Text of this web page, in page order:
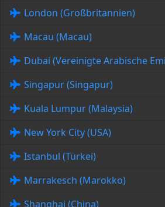
London (Großbritannien)
Macau (Macau)
Dubai (Vereinigte Arabische
Singapur (Singapur)
Kuala Lumpur (Malaysia)
New York City (USA)
Istanbul (Türkei)
Marrakesch (Marokko)
Shanghai (China)